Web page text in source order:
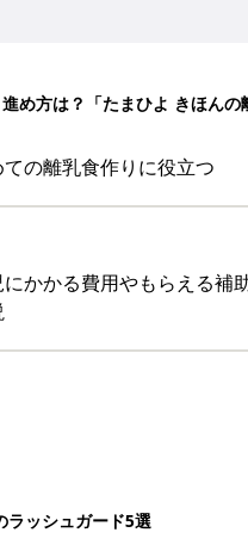
ッシュガード5選
対策５【専門家】